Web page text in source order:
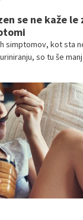
se ne kaže le
simptomov, kot sta
so tu še